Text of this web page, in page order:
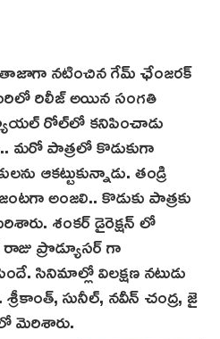
నటించిన గేమ్ ఛేంజ‌ర‌క్‌
రిలీజ్ అయిన సంగతి
రోల్‌లో కనిపించాడు
మరో పాత్రలో కొడుకుగా
ఆకట్టుకున్నాడు. తండ్రి
అంజ‌లి.. కొడుకు పాత్రకు
శంకర్ డైరెక్షన్ లో
ప్రొడ్యూసర్ గా
సినిమాల్లో విలక్షణ న‌టుడు
సునీల్, న‌వీన్ చంద్ర, జై
మెరిశారు.